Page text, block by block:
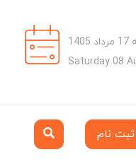
Saturday 08
نام